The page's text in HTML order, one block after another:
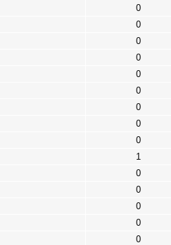
0
0
0
0
0
0
0
0
0
1
0
0
0
0
0